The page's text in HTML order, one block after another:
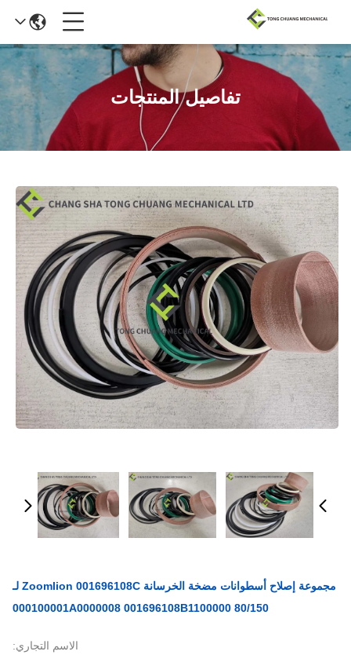
تفاصيل المنتجات
مجموعة إصلاح أسطوانات مضخة الخرسانة Zoomlion 001696108C لـ
80/150 000100001A0000008 001696108B1100000
الاسم التجاري: